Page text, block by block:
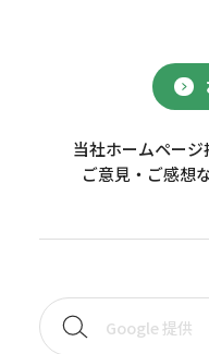
当社ホームページ
ご意見・ご感想